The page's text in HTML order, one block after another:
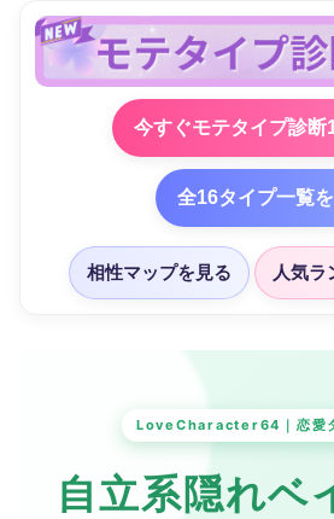
今すぐモテタイプ診断
全16タイプ一覧
相性マップを見る 人気ラ
LoveCharacter64｜恋愛
自立系隠れベ